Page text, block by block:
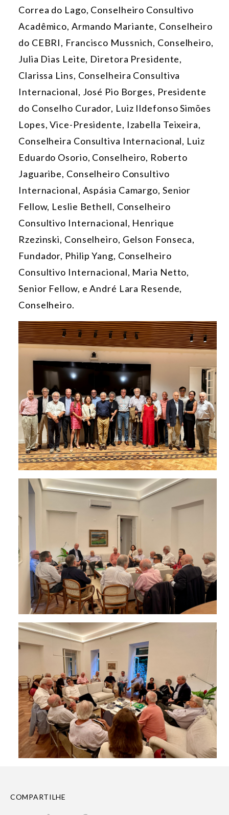
Correa do Lago, Conselheiro Consultivo
Acadêmico, Armando Mariante, Conselheiro
do CEBRI, Francisco Mussnich, Conselheiro,
Julia Dias Leite, Diretora Presidente,
Clarissa Lins, Conselheira Consultiva
Internacional, José Pio Borges, Presidente
do Conselho Curador, Luiz Ildefonso Simões
Lopes, Vice-Presidente, Izabella Teixeira,
Conselheira Consultiva Internacional, Luiz
Eduardo Osorio, Conselheiro, Roberto
Jaguaribe, Conselheiro Consultivo
Internacional, Aspásia Camargo, Senior
Fellow, Leslie Bethell, Conselheiro
Consultivo Internacional, Henrique
Rzezinski, Conselheiro, Gelson Fonseca,
Fundador, Philip Yang, Conselheiro
Consultivo Internacional, Maria Netto,
Senior Fellow, e André Lara Resende,
Conselheiro.
COMPARTILHE